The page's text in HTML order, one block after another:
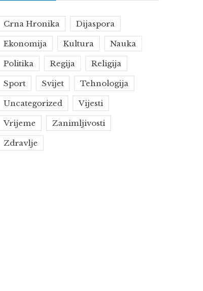
Crna Hronika Dijaspora
Ekonomija Kultura Nauka
Politika Regija Religija
Sport Svijet Tehnologija
Uncategorized Vijesti
Vrijeme Zanimljivosti
Zdravlje